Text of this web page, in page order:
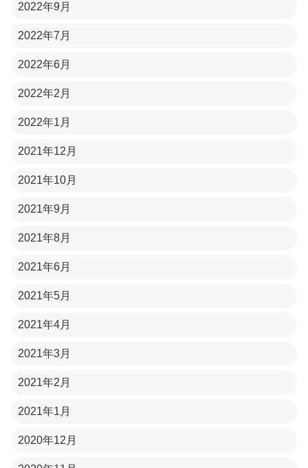
2022年9月
2022年7月
2022年6月
2022年2月
2022年1月
2021年12月
2021年10月
2021年9月
2021年8月
2021年6月
2021年5月
2021年4月
2021年3月
2021年2月
2021年1月
2020年12月